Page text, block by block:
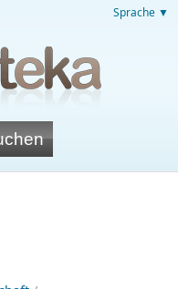
Sprache ▼